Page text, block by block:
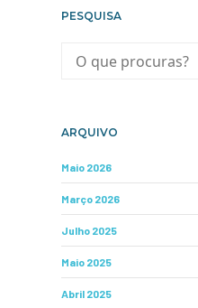
PESQUISA
ARQUIVO
Maio 2026
Março 2026
Julho 2025
Maio 2025
Abril 2025